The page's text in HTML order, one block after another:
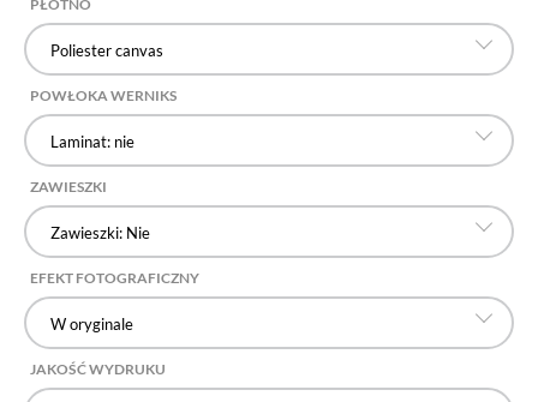
PŁÓTNO
Poliester canvas
POWŁOKA WERNIKS
Laminat: nie
ZAWIESZKI
Zawieszki: Nie
EFEKT FOTOGRAFICZNY
W oryginale
JAKOŚĆ WYDRUKU